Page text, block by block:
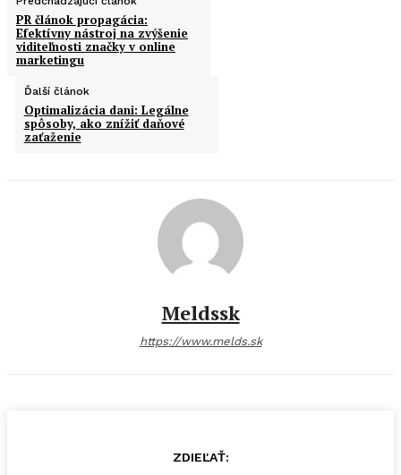
PR článok propagácia:
Efektívny nástroj na zvýšenie
viditeľnosti značky v online
marketingu
Ďalší článok
Optimalizácia dani: Legálne
spôsoby, ako znížiť daňové
zaťaženie
Meldssk
https://www.melds.sk
ZDIEĽAŤ: